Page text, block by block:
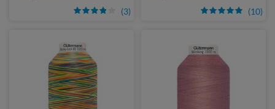
(3) (10)